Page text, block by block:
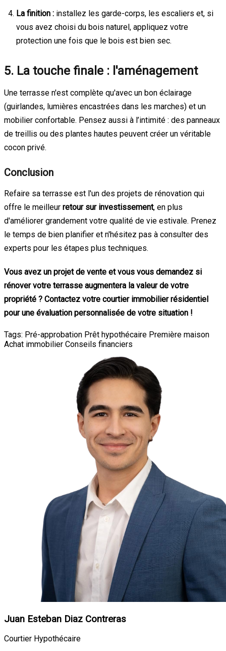
La finition : installez les garde-corps, les escaliers et, si
vous avez choisi du bois naturel, appliquez votre
protection une fois que le bois est bien sec.
5. La touche finale : l'aménagement
Une terrasse n'est complète qu'avec un bon éclairage
(guirlandes, lumières encastrées dans les marches) et un
mobilier confortable. Pensez aussi à l’intimité : des panneaux
de treillis ou des plantes hautes peuvent créer un véritable
cocon privé.
Conclusion
Refaire sa terrasse est l'un des projets de rénovation qui
offre le meilleur retour sur investissement, en plus
d'améliorer grandement votre qualité de vie estivale. Prenez
le temps de bien planifier et n'hésitez pas à consulter des
experts pour les étapes plus techniques.
Vous avez un projet de vente et vous vous demandez si
rénover votre terrasse augmentera la valeur de votre
propriété ? Contactez votre courtier immobilier résidentiel
pour une évaluation personnalisée de votre situation !
Tags: Pré-approbation Prêt hypothécaire Première maison
Achat immobilier Conseils financiers
Juan Esteban Diaz Contreras
Courtier Hypothécaire